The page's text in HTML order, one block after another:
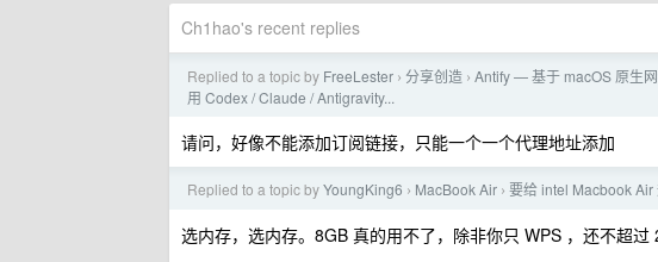
Ch1hao's recent replies
Replied to a topic by FreeLester › 分享创造 › Antify — 基于 macOS 原生
用 Codex / Claude / Antigravity...
请问，好像不能添加订阅链接，只能一个一个代理地址添加
Replied to a topic byYoungKing6 › MacBook Air › 要给 intel Macbook
选内存，选内存。8GB 真的用不了，除非你只 WPS ，还不超过